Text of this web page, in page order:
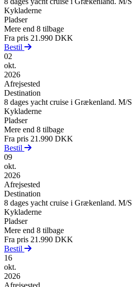
Kykladerne
Pladser
Mere end 8 tilbage
Fra pris 21.990 DKK
Bestil
02
okt.
2026
Afrejsested
Destination
8 dages yacht cruise i Grækenland. M/
Kykladerne
Pladser
Mere end 8 tilbage
Fra pris 21.990 DKK
Bestil
09
okt.
2026
Afrejsested
Destination
8 dages yacht cruise i Grækenland. M/
Kykladerne
Pladser
Mere end 8 tilbage
Fra pris 21.990 DKK
Bestil
16
okt.
2026
Afrejsested